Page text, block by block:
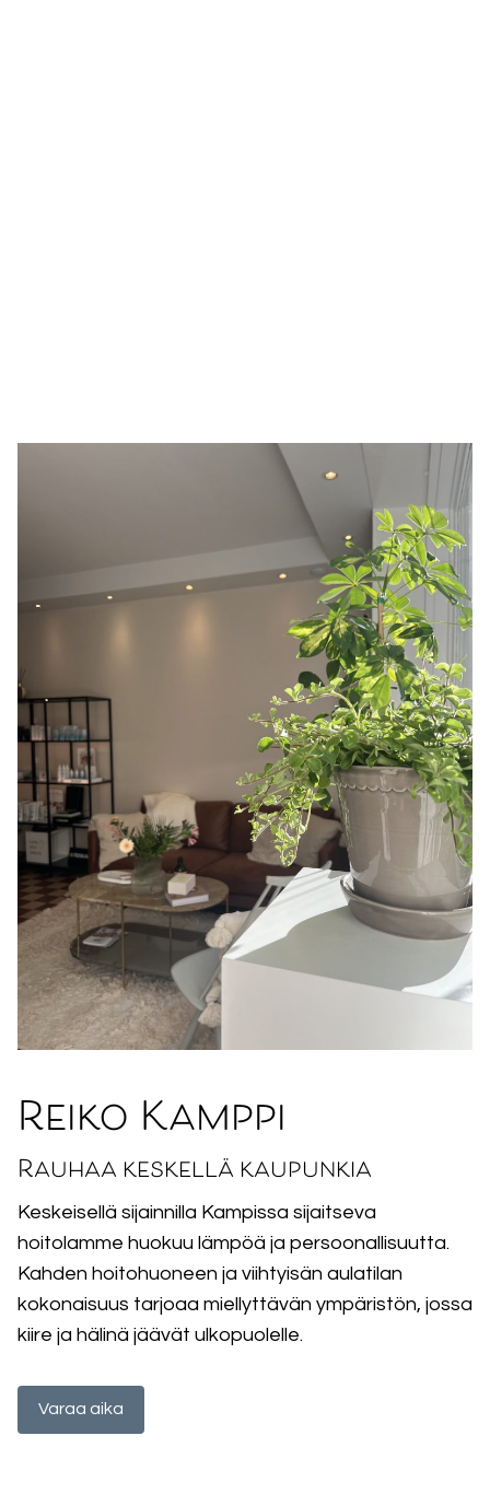
Reiko Kamppi
Rauhaa keskellä kaupunkia
Keskeisellä sijainnilla Kampissa sijaitseva
hoitolamme huokuu lämpöä ja persoonallisuutta.
Kahden hoitohuoneen ja viihtyisän aulatilan
kokonaisuus tarjoaa miellyttävän ympäristön, jossa
kiire ja hälinä jäävät ulkopuolelle.
Varaa aika